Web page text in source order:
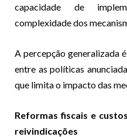
capacidade de
complexidade dos
A percepção generalizada
entre as políticas
que limita o impacto das
Reformas fiscais e
reivindicações